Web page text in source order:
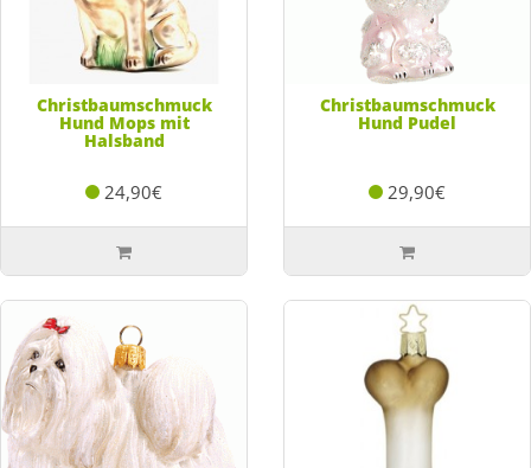
Christbaumschmuck
Hund Mops mit
Halsband
24,90€
Christbaumschmuck
Hund Pudel
29,90€